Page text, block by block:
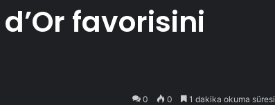
favorisini
0 0 1 dakika okuma süresi